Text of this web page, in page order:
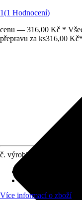
1(1 Hodnocení)
cenu — 316,00 Kč *
přepravu za ks316,00 Kč*
č. výrobku
Více informací o zboží